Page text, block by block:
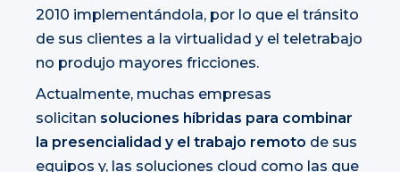
2010 implementándola, por lo que el tránsito
de sus clientes a la virtualidad y el teletrabajo
no produjo mayores fricciones.
Actualmente, muchas empresas
solicitan soluciones híbridas para combinar
la presencialidad y el trabajo remoto de sus
equipos y, las soluciones cloud como las que